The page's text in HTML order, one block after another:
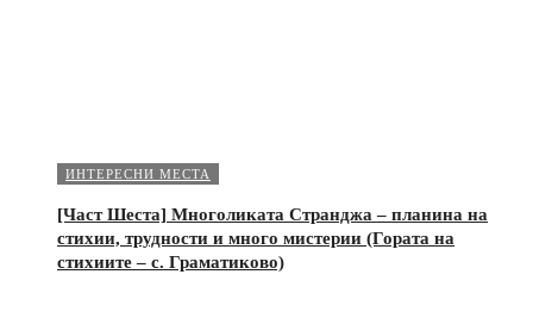
ИНТЕРЕСНИ МЕСТА
[Част Шеста] Многоликата Странджа – планина на
стихии, трудности и много мистерии (Гората на
стихиите – с. Граматиково)